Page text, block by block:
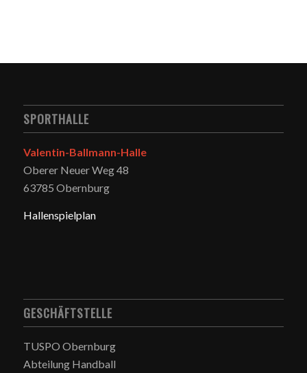
SPORTHALLE
Valentin-Ballmann-Halle
Oberer Neuer Weg 48
63785 Obernburg
Hallenspielplan
GESCHÄFTSTELLE
TUSPO Obernburg
Abteilung Handball